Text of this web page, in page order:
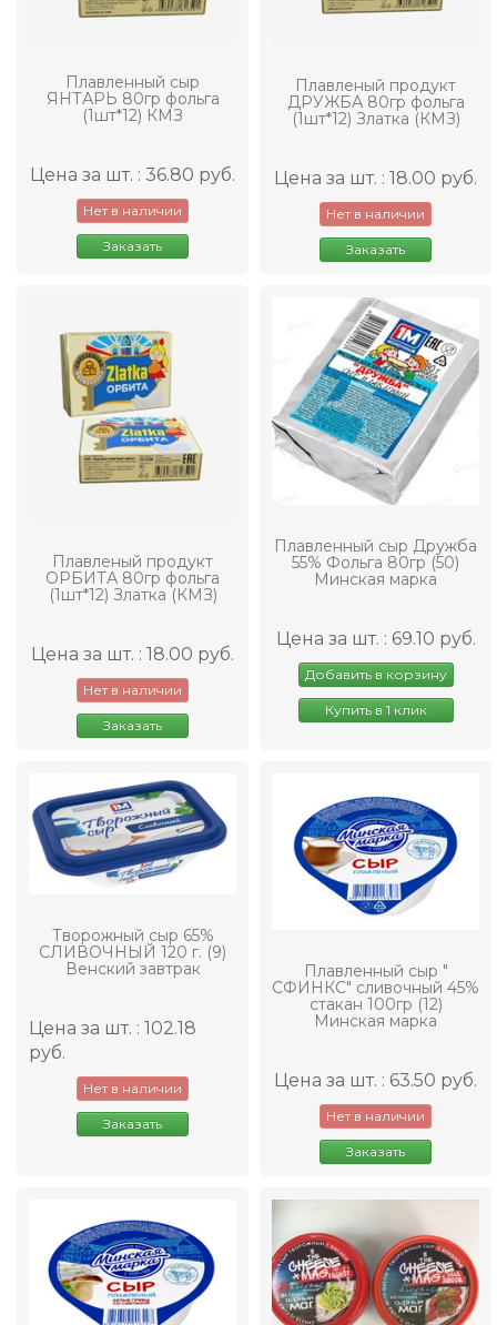
Плавленный сыр
ЯНТАРЬ 80гр фольга
(1шт*12) КМЗ
Цена за шт. : 36.80 руб.
Нет в наличии
Заказать
Плавленый продукт
ДРУЖБА 80гр фольга
(1шт*12) Златка (КМЗ)
Цена за шт. : 18.00 руб.
Нет в наличии
Заказать
Плавленый продукт
ОРБИТА 80гр фольга
(1шт*12) Златка (КМЗ)
Цена за шт. : 18.00 руб.
Нет в наличии
Заказать
Плавленный сыр Дружба
55% Фольга 80гр (50)
Минская марка
Цена за шт. : 69.10 руб.
Добавить в корзину
Купить в 1 клик
Творожный сыр 65%
СЛИВОЧНЫЙ 120 г. (9)
Венский завтрак
Цена за шт. : 102.18
руб.
Нет в наличии
Заказать
Плавленный сыр "
СФИНКС" сливочный 45%
стакан 100гр (12)
Минская марка
Цена за шт. : 63.50 руб.
Нет в наличии
Заказать